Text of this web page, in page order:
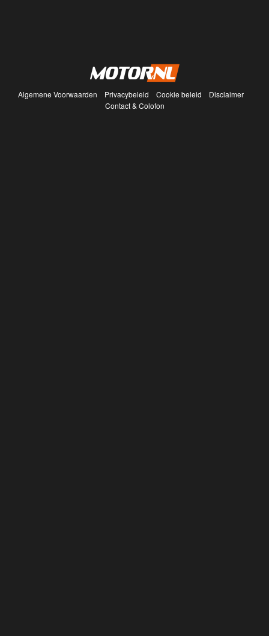
Algemene Voorwaarden Privacybeleid Cookie beleid
Disclaimer
Contact & Colofon